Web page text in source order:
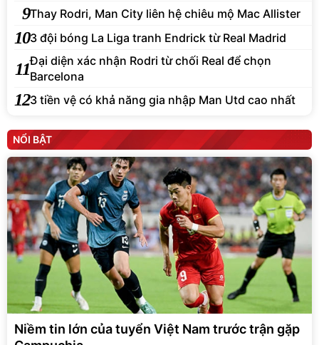
9Thay Rodri, Man City liên hệ chiêu mộ Mac Allister
103 đội bóng La Liga tranh Endrick từ Real Madrid
11Đại diện xác nhận Rodri từ chối Real để chọn
Barcelona
123 tiền vệ có khả năng gia nhập Man Utd cao nhất
NỔI BẬT
Niềm tin lớn của tuyển Việt Nam trước trận gặp